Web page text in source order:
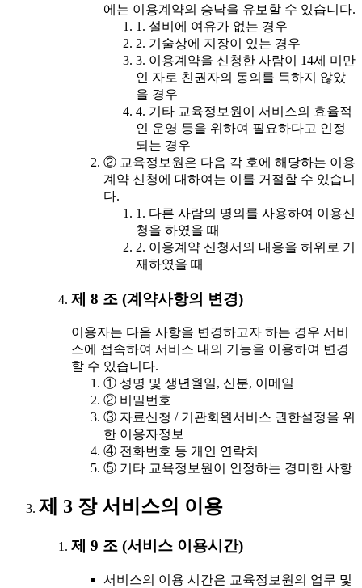
에는 이용계약의 승낙을 유보할 수 있습니다.
1. 설비에 여유가 없는 경우
2. 기술상에 지장이 있는 경우
3. 이용계약을 신청한 사람이 14세 미만
인 자로 친권자의 동의를 득하지 않았
을 경우
4. 기타 교육정보원이 서비스의 효율적
인 운영 등을 위하여 필요하다고 인정
되는 경우
② 교육정보원은 다음 각 호에 해당하는 이용
계약 신청에 대하여는 이를 거절할 수 있습니
다.
1. 다른 사람의 명의를 사용하여 이용신
청을 하였을 때
2. 이용계약 신청서의 내용을 허위로 기
재하였을 때
제 8 조 (계약사항의 변경)
이용자는 다음 사항을 변경하고자 하는 경우 서비
스에 접속하여 서비스 내의 기능을 이용하여 변경
할 수 있습니다.
① 성명 및 생년월일, 신분, 이메일
② 비밀번호
③ 자료신청 / 기관회원서비스 권한설정을 위
한 이용자정보
④ 전화번호 등 개인 연락처
⑤ 기타 교육정보원이 인정하는 경미한 사항
제 3 장 서비스의 이용
제 9 조 (서비스 이용시간)
서비스의 이용 시간은 교육정보원의 업무 및